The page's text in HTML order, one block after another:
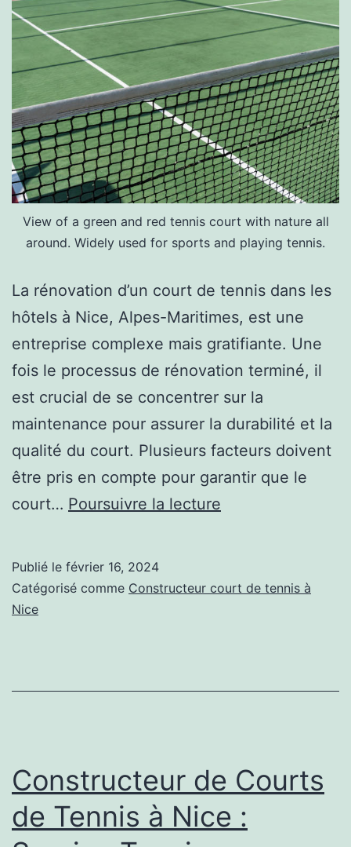
Maritimes
dans
camps
de
vacances
View of a green and red tennis court with nature all
around. Widely used for sports and playing tennis.
La rénovation d’un court de tennis dans les
hôtels à Nice, Alpes-Maritimes, est une
entreprise complexe mais gratifiante. Une
fois le processus de rénovation terminé, il
est crucial de se concentrer sur la
maintenance pour assurer la durabilité et la
qualité du court. Plusieurs facteurs doivent
être pris en compte pour garantir que le
court… Poursuivre la lecture
facteurs
compte
maintenance
après
la
Publié le février 16, 2024
Catégorisé comme Constructeur court de tennis à
Nice
Constructeur de Courts
de Tennis à Nice :